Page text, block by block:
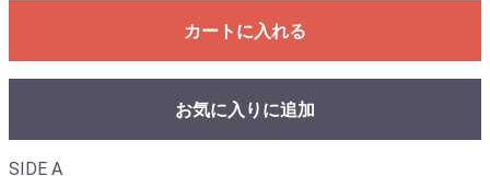
カートに入れる
お気に入りに追加
SIDE A